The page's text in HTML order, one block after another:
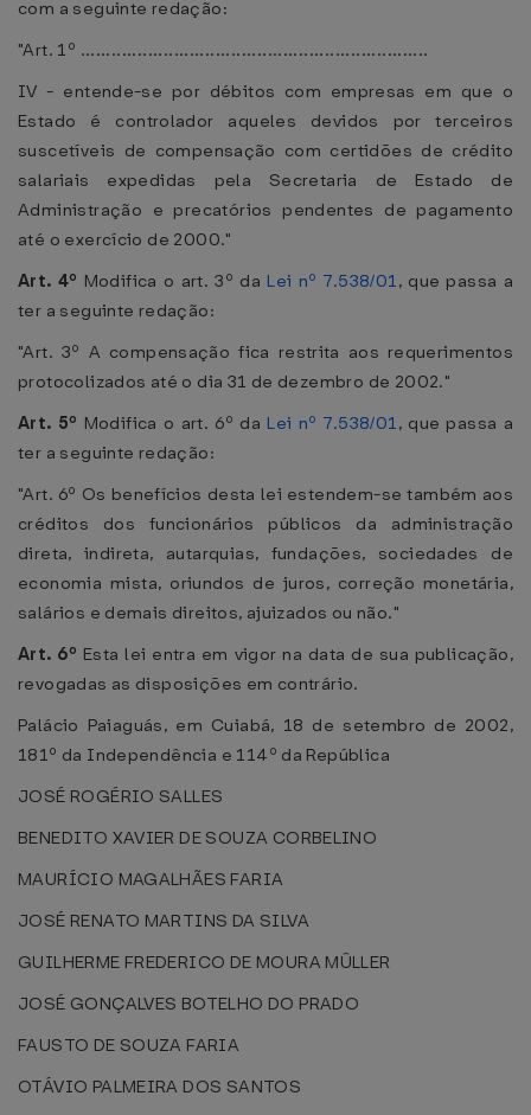
com a seguinte redação:
"Art. 1º ...................................................................
IV - entende-se por débitos com empresas em que o
Estado é controlador aqueles devidos por terceiros
suscetíveis de compensação com certidões de crédito
salariais expedidas pela Secretaria de Estado de
Administração e precatórios pendentes de pagamento
até o exercício de 2000."
Art. 4º Modifica o art. 3º da Lei nº 7.538/01, que passa a
ter a seguinte redação:
"Art. 3º A compensação fica restrita aos requerimentos
protocolizados até o dia 31 de dezembro de 2002."
Art. 5º Modifica o art. 6º da Lei nº 7.538/01, que passa a
ter a seguinte redação:
"Art. 6º Os benefícios desta lei estendem-se também aos
créditos dos funcionários públicos da administração
direta, indireta, autarquias, fundações, sociedades de
economia mista, oriundos de juros, correção monetária,
salários e demais direitos, ajuizados ou não."
Art. 6º Esta lei entra em vigor na data de sua publicação,
revogadas as disposições em contrário.
Palácio Paiaguás, em Cuiabá, 18 de setembro de 2002,
181º da Independência e 114º da República
JOSÉ ROGÉRIO SALLES
BENEDITO XAVIER DE SOUZA CORBELINO
MAURÍCIO MAGALHÃES FARIA
JOSÉ RENATO MARTINS DA SILVA
GUILHERME FREDERICO DE MOURA MÛLLER
JOSÉ GONÇALVES BOTELHO DO PRADO
FAUSTO DE SOUZA FARIA
OTÁVIO PALMEIRA DOS SANTOS